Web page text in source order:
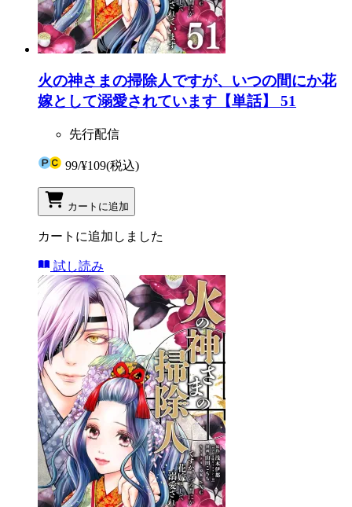
火の神さまの掃除人ですが、いつの間にか花
嫁として溺愛されています【単話】 51
先行配信
99/¥109(税込)
カートに追加
カートに追加しました
試し読み